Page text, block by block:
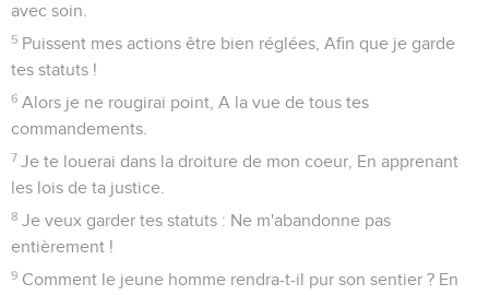
avec soin.
5 Puissent mes actions être bien réglées, Afin que je garde
tes statuts !
6 Alors je ne rougirai point, A la vue de tous tes
commandements.
7 Je te louerai dans la droiture de mon coeur, En apprenant
les lois de ta justice.
8 Je veux garder tes statuts : Ne m'abandonne pas
entièrement !
9 Comment le jeune homme rendra-t-il pur son sentier ? En